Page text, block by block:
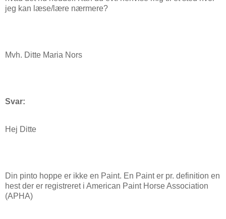
jeg kan læse/lære nærmere?
Mvh. Ditte Maria Nors
Svar:
Hej Ditte
Din pinto hoppe er ikke en Paint. En Paint er pr. definition en
hest der er registreret i American Paint Horse Association
(APHA)